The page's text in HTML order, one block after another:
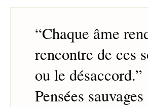
“Chaque âme
rencontre de ces
ou le désaccord.”
Pensées sauvages